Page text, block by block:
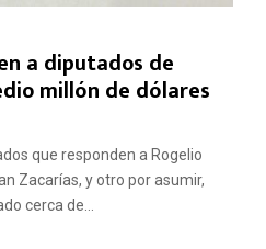
a diputados de
millón de dólares
que responden a Rogelio
Zacarías, y otro por asumir,
cerca de...